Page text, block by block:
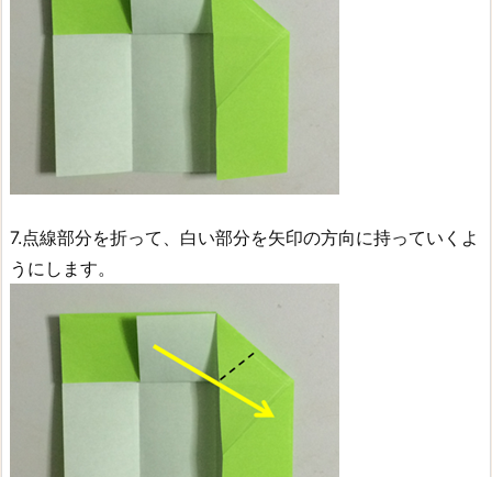
7.点線部分を折って、白い部分を矢印の方向に持っていくよ
うにします。